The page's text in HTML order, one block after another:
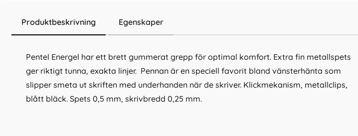
Produktbeskrivning Egenskaper
Pentel Energel har ett brett gummerat grepp för optimal komfort. Extra fin metallspets
ger riktigt tunna, exakta linjer. Pennan är en speciell favorit bland vänsterhänta som
slipper smeta ut skriften med underhanden när de skriver. Klickmekanism, metallclips,
blått bläck. Spets 0,5 mm, skrivbredd 0,25 mm.